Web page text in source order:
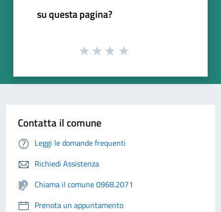
su questa pagina?
Contatta il comune
Leggi le domande frequenti
Richiedi Assistenza
Chiama il comune 0968.2071
Prenota un appuntamento